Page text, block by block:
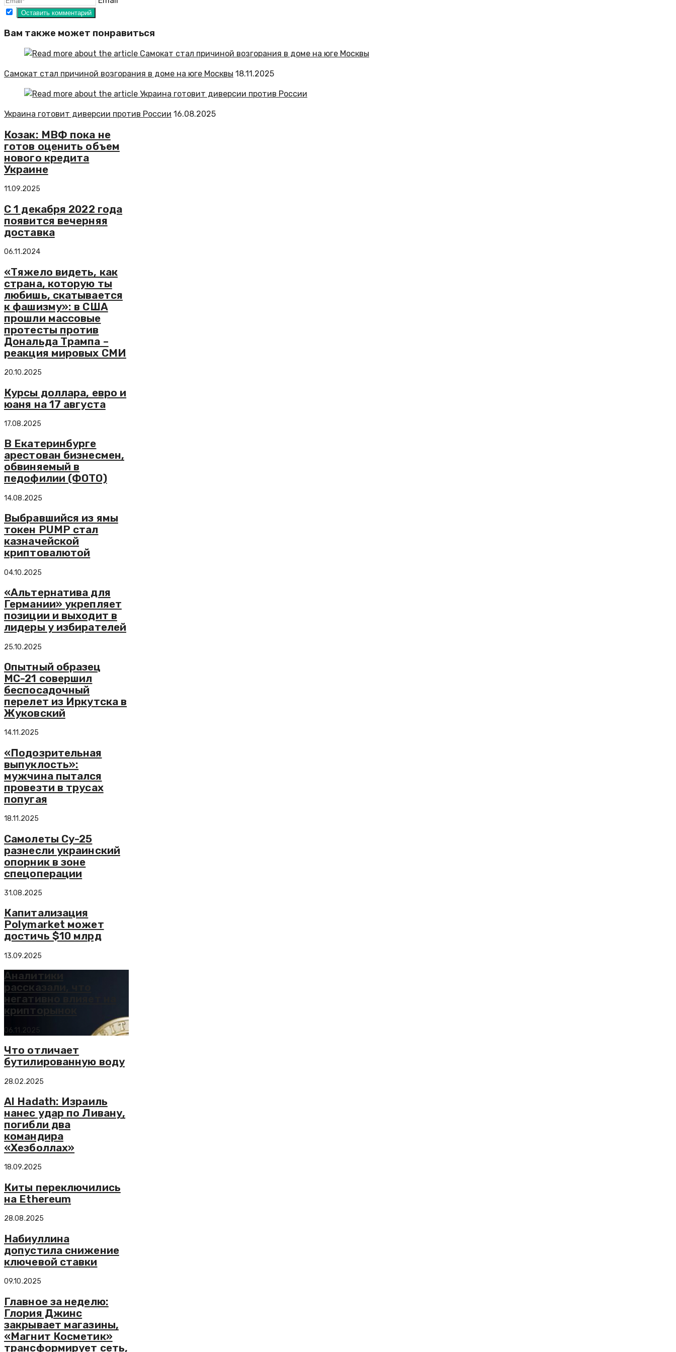
Вам также может понравиться
Самокат стал причиной возгорания в доме на юге Москвы 18.11.2025
Украина готовит диверсии против России 16.08.2025
Козак: МВФ пока не
готов оценить объем
нового кредита
Украине
11.09.2025
С 1 декабря 2022 года
появится вечерняя
доставка
06.11.2024
«Тяжело видеть, как
страна, которую ты
любишь, скатывается
к фашизму»: в США
прошли массовые
протесты против
Дональда Трампа –
реакция мировых СМИ
20.10.2025
Курсы доллара, евро и
юаня на 17 августа
17.08.2025
В Екатеринбурге
арестован бизнесмен,
обвиняемый в
педофилии (ФОТО)
14.08.2025
Выбравшийся из ямы
токен PUMP стал
казначейской
криптовалютой
04.10.2025
«Альтернатива для
Германии» укрепляет
позиции и выходит в
лидеры у избирателей
25.10.2025
Опытный образец
МС-21 совершил
беспосадочный
перелет из Иркутска в
Жуковский
14.11.2025
«Подозрительная
выпуклость»:
мужчина пытался
провезти в трусах
попугая
18.11.2025
Самолеты Су-25
разнесли украинский
опорник в зоне
спецоперации
31.08.2025
Капитализация
Polymarket может
достичь $10 млрд
13.09.2025
Аналитики
рассказали, что
негативно влияет на
крипторынок
06.11.2025
Что отличает
бутилированную воду
28.02.2025
Al Hadath: Израиль
нанес удар по Ливану,
погибли два
командира
«Хезболлах»
18.09.2025
Киты переключились
на Ethereum
28.08.2025
Набиуллина
допустила снижение
ключевой ставки
09.10.2025
Главное за неделю:
Глория Джинс
закрывает магазины,
«Магнит Косметик»
трансформирует сеть,